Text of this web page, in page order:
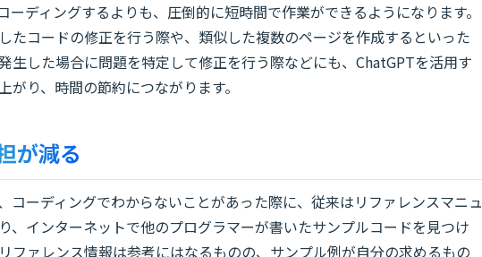
ーディングするよりも、圧倒的に短時間で作業ができるようになります。
たコードの修正を行う際や、類似した複数のページを作成するといった
生した場合に問題を特定して修正を行う際などにも、ChatGPTを活用す
り、時間の節約につながります。
が減る
コーディングでわからないことがあった際に、従来はリファレンスマニュ
、インターネットで他のプログラマーが書いたサンプルコードを見つけ
ファレンス情報は参考にはなるものの、サンプル例が自分の求めるもの